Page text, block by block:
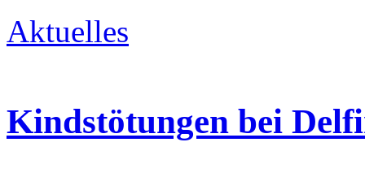
Aktuelles
Kindstötungen bei